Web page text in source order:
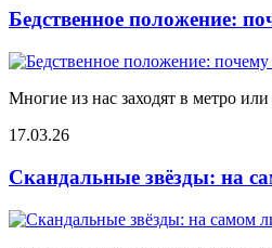
Бедственное положение:
Многие из нас заходят в метро
17.03.26
Скандальные звёзды: на